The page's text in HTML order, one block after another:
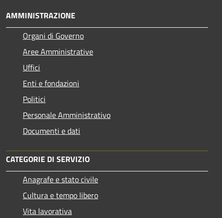
AMMINISTRAZIONE
Organi di Governo
Aree Amministrative
Uffici
Enti e fondazioni
Politici
Personale Amministrativo
Documenti e dati
CATEGORIE DI SERVIZIO
Anagrafe e stato civile
Cultura e tempo libero
Vita lavorativa